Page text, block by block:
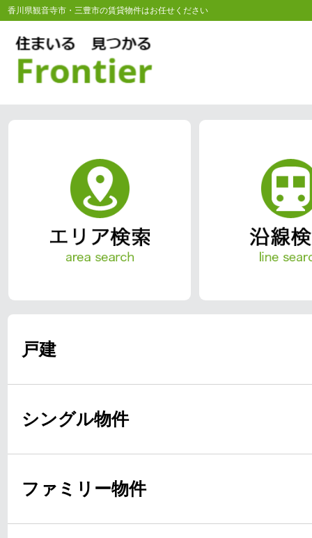
香川県観音寺市・三豊市の賃貸物件はお任せください
戸建
シングル物件
ファミリー物件